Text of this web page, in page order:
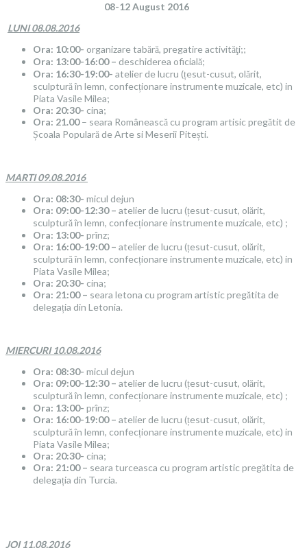
08-12 August 2016
LUNI 08.08.2016
Ora: 10:00- organizare tabără, pregatire activităţi;;
Ora: 13:00-16:00 – deschiderea oficială;
Ora: 16:30-19:00- atelier de lucru (țesut-cusut, olărit,
sculptură în lemn, confecționare instrumente muzicale, etc) in
Piata Vasile Milea;
Ora: 20:30- cina;
Ora: 21.00– seara Românească cu program artisic pregătit de
Școala Populară de Arte si Meserii Pitești.
MARTI 09.08.2016
Ora: 08:30- micul dejun
Ora: 09:00-12:30 – atelier de lucru (țesut-cusut, olărit,
sculptură în lemn, confecționare instrumente muzicale, etc) ;
Ora: 13:00- prînz;
Ora: 16:00-19:00 – atelier de lucru (țesut-cusut, olărit,
sculptură în lemn, confecționare instrumente muzicale, etc) in
Piata Vasile Milea;
Ora: 20:30- cina;
Ora: 21:00 – seara letona cu program artistic pregătita de
delegația din Letonia.
MIERCURI 10.08.2016
Ora: 08:30- micul dejun
Ora: 09:00-12:30 – atelier de lucru (țesut-cusut, olărit,
sculptură în lemn, confecționare instrumente muzicale, etc) ;
Ora: 13:00- prînz;
Ora: 16:00-19:00 – atelier de lucru (țesut-cusut, olărit,
sculptură în lemn, confecționare instrumente muzicale, etc) in
Piata Vasile Milea;
Ora: 20:30- cina;
Ora: 21:00 – seara turceasca cu program artistic pregătita de
delegația din Turcia.
JOI 11.08.2016